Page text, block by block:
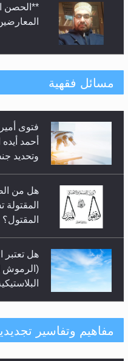
**الحصن
متطلَّبات
رأيٌ في
السلام.. 4...
مسائل فقهية
فتوى
أحمد
وتحديد
هل من
المقتول؟
هل تعتبر
(الرموش
هل يُحسب
الميلادية مفاهيم وتفاسير